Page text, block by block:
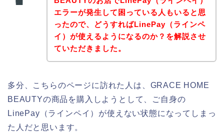
エラーが発生して困っている人もいると思
ったので、どうすればLinePay（ラインペ
イ）が使えるようになるのか？を解説させ
ていただきました。
多分、こちらのページに訪れた人は、GRACE HOME
BEAUTYの商品を購入しようとして、ご自身の
LinePay（ラインペイ）が使えない状態になってしまっ
た人だと思います。